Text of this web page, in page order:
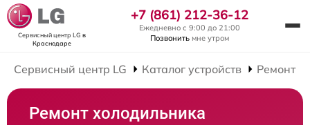
Сервисный центр LG в
Краснодаре
+7 (861) 212-36-12
Ежедневно с 9:00 до 21:00
Позвонить мне утром
Сервисный центр LG Каталог устройств Ремонт
Ремонт холодильника